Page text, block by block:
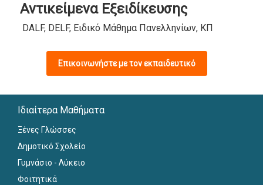
Αντικείμενα Εξειδίκευσης
DALF, DELF, Ειδικό Μάθημα Πανελληνίων, ΚΠΓ
Επικοινωνήστε με τον εκπαιδευτικό
Ιδιαίτερα Μαθήματα
Ξένες Γλώσσες
Δημοτικό Σχολείο
Γυμνάσιο - Λύκειο
Φοιτητικά